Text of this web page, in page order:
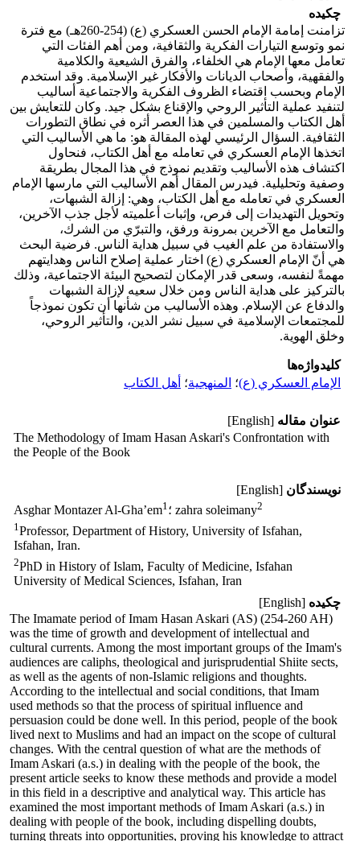
چکیده
تزامنت إمامة الإمام الحسن العسكري (ع) (254-260هـ) مع فترة
نمو وتوسع التيارات الفكرية والثقافية، ومن أهم الفئات التي
تعامل معها الإمام هي الخلفاء، والفرق الشيعية والكلامية
والفقهية، وأصحاب الديانات والأفكار غير الإسلامية. وقد استخدم
الإمام وبحسب اقتضاء الظروف الفكرية والاجتماعية أساليب
لتنفيد عملية التأثير الروحي والإقناع بشكل جيد. وكان للتعايش بين
أهل الكتاب والمسلمين في هذا العصر أثره في نطاق التطورات
الثقافية. السؤال الرئيسي لهذه المقالة هو: ما هي الأساليب التي
اتخذها الإمام العسكري في تعامله مع أهل الكتاب، فنحاول
اكتشاف هذه الأساليب وتقديم نموذج في هذا المجال بطريقة
وصفية وتحليلية. فيدرس المقال أهم الأساليب التي مارسها الإمام
العسكري في تعامله مع أهل الكتاب، وهي: إزالة الشبهات،
وتحويل التهديدات إلى فرص، وإثبات أعلميته لأجل جذب الآخرين،
والتعامل مع الآخرين بمرونة ورفق، والتبرّي من الشرك،
والاستفادة من علم الغيب في سبيل هداية الناس. فرضية البحث
هي أنّ الإمام العسكري (ع) اختار عملية إصلاح الناس وهدايتهم
مهمةً لنفسه، وسعى قدر الإمكان لتصحيح البيئة الاجتماعية، وذلك
بالتركيز على هداية الناس ومن خلال سعيه لإزالة الشبهات
والدفاع عن الإسلام. وهذه الأساليب من شأنها أن تكون نموذجاً
للمجتمعات الإسلامية في سبيل نشر الدين، والتأثير الروحي،
وخلق الهوية.
کلیدواژه‌ها
الإمام العسكري (ع)؛ المنهجية؛ أهل الكتاب
عنوان مقاله [English]
The Methodology of Imam Hasan Askari's Confrontation with
the People of the Book
نویسندگان [English]
Asghar Montazer Al-Gha’em1 ؛ zahra soleimany2
1 Professor, Department of History, University of Isfahan,
Isfahan, Iran.
2PhD in History of Islam, Faculty of Medicine, Isfahan
University of Medical Sciences, Isfahan, Iran
چکیده [English]
The Imamate period of Imam Hasan Askari (AS) (254-260 AH)
was the time of growth and development of intellectual and
cultural currents. Among the most important groups of the Imam's
audiences are caliphs, theological and jurisprudential Shiite sects,
as well as the agents of non-Islamic religions and thoughts.
According to the intellectual and social conditions, that Imam
used methods so that the process of spiritual influence and
persuasion could be done well. In this period, people of the book
lived next to Muslims and had an impact on the scope of cultural
changes. With the central question of what are the methods of
Imam Askari (a.s.) in dealing with the people of the book, the
present article seeks to know these methods and provide a model
in this field in a descriptive and analytical way. This article has
examined the most important methods of Imam Askari (a.s.) in
dealing with people of the book, including dispelling doubts,
turning threats into opportunities, proving his knowledge to attract